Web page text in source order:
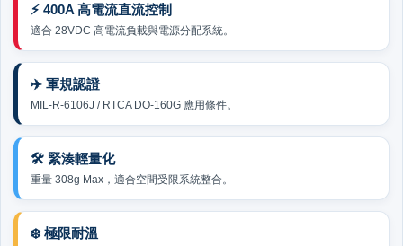
⚡ 400A 高電流直流控制
適合 28VDC 高電流負載與電源分配系統。
✈️ 軍規認證
MIL-R-6106J / RTCA DO-160G 應用條件。
🛠️ 緊湊輕量化
重量 308g Max，適合空間受限系統整合。
❄️ 極限耐溫